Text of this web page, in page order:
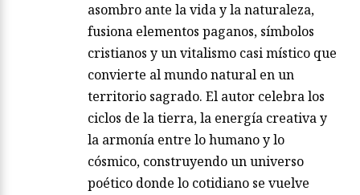
asombro ante la vida y la naturaleza,
fusiona elementos paganos, símbolos
cristianos y un vitalismo casi místico que
convierte al mundo natural en un
territorio sagrado. El autor celebra los
ciclos de la tierra, la energía creativa y
la armonía entre lo humano y lo
cósmico, construyendo un universo
poético donde lo cotidiano se vuelve